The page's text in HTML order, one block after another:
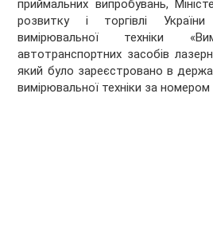
приймальних випробувань,
розвитку і торгівлі
вимірювальної техніки
автотранспортних засобів
який було зареєстровано в
вимірювальної техніки за